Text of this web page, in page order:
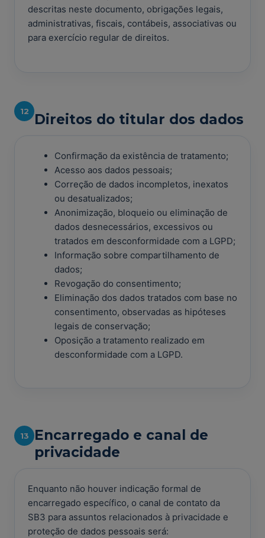
descritas neste documento, obrigações legais,
administrativas, fiscais, contábeis, associativas ou
para exercício regular de direitos.
12 Direitos do titular dos dados
Confirmação da existência de tratamento;
Acesso aos dados pessoais;
Correção de dados incompletos, inexatos
ou desatualizados;
Anonimização, bloqueio ou eliminação de
dados desnecessários, excessivos ou
tratados em desconformidade com a LGPD;
Informação sobre compartilhamento de
dados;
Revogação do consentimento;
Eliminação dos dados tratados com base no
consentimento, observadas as hipóteses
legais de conservação;
Oposição a tratamento realizado em
desconformidade com a LGPD.
13
Encarregado e canal de
privacidade
Enquanto não houver indicação formal de
encarregado específico, o canal de contato da
SB3 para assuntos relacionados à privacidade e
proteção de dados pessoais será: